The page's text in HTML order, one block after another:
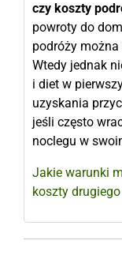
czy koszty
powroty do
podróży można
Wtedy jednak
i diet w
uzyskania
jeśli często
noclegu w
Jakie warunki
koszty